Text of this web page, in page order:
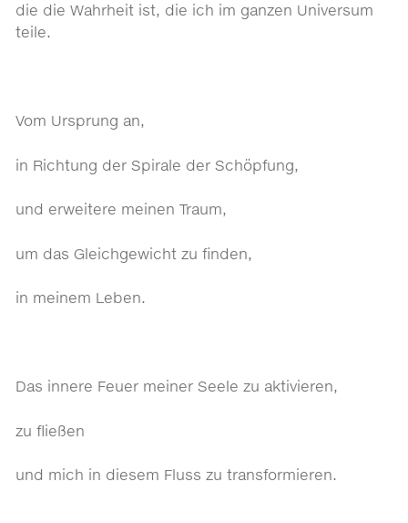
die die Wahrheit ist, die ich im ganzen Universum
teile.
Vom Ursprung an,
in Richtung der Spirale der Schöpfung,
und erweitere meinen Traum,
um das Gleichgewicht zu finden,
in meinem Leben.
Das innere Feuer meiner Seele zu aktivieren,
zu fließen
und mich in diesem Fluss zu transformieren.